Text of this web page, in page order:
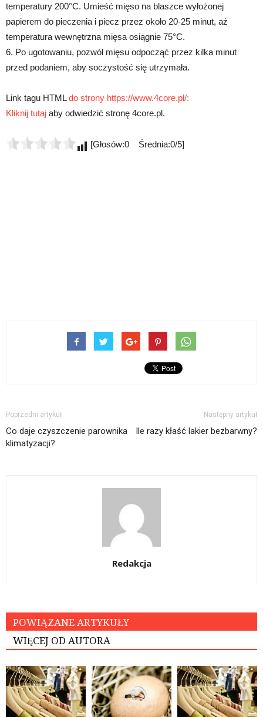
temperatury 200°C. Umieść mięso na blaszce wyłożonej
papierem do pieczenia i piecz przez około 20-25 minut, aż
temperatura wewnętrzna mięsa osiągnie 75°C.
6. Po ugotowaniu, pozwól mięsu odpocząć przez kilka minut
przed podaniem, aby soczystość się utrzymała.
Link tagu HTMLdo strony https://www.4core.pl/:
Kliknij tutaj aby odwiedzić stronę 4core.pl.
[Głosów:0 Średnia:0/5]
Poprzedni artykuł
Co daje czyszczenie parownika
klimatyzacji?
Następny artykuł
Ile razy kłaść lakier bezbarwny?
Redakcja
POWIĄZANE ARTYKUŁY
WIĘCEJ OD AUTORA